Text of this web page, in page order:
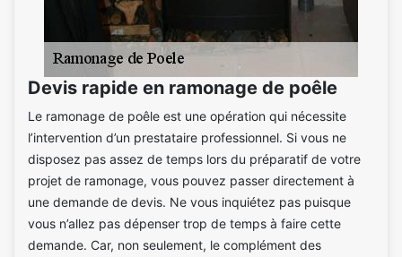
Devis rapide en ramonage de poêle
Le ramonage de poêle est une opération qui nécessite
l’intervention d’un prestataire professionnel. Si vous ne
disposez pas assez de temps lors du préparatif de votre
projet de ramonage, vous pouvez passer directement à
une demande de devis. Ne vous inquiétez pas puisque
vous n’allez pas dépenser trop de temps à faire cette
demande. Car, non seulement, le complément des